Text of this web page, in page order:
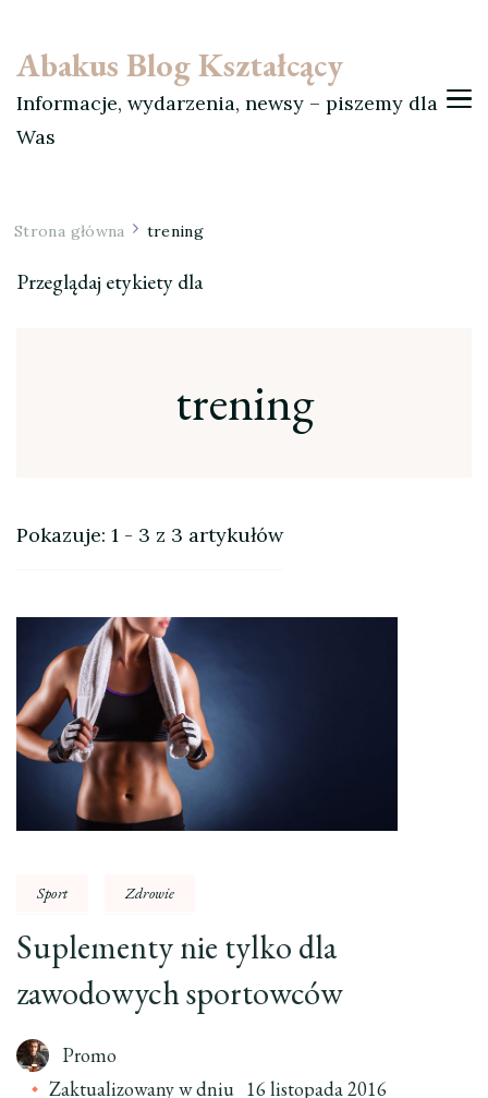
Abakus Blog Kształcący
Informacje, wydarzenia, newsy – piszemy dla
Was
Strona główna trening
Przeglądaj etykiety dla
trening
Pokazuje: 1 - 3 z 3 artykułów
Sport Zdrowie
Suplementy nie tylko dla
zawodowych sportowców
Promo
Zaktualizowany w dniu 16 listopada 2016